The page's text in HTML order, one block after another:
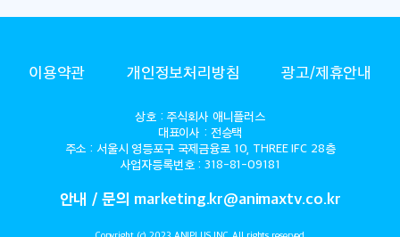
ANIMAX이용약관 개인정보처리방침 광고/제휴안내
상호 : 주식회사 애니플러스
대표이사 : 전승택
주소 : 서울시 영등포구 국제금융로 10, THREE IFC 28층
사업자등록번호 : 318-81-09181
안내 / 문의 marketing.kr@animaxtv.co.kr
Copyright (c) 2023 ANIPLUS INC. All rights reserved